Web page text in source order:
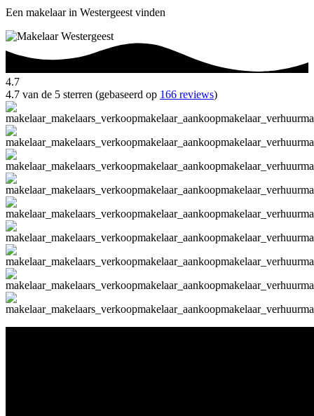
Een makelaar in Westergeest vinden
4.7
4.7 van de 5 sterren (gebaseerd op 166 reviews)